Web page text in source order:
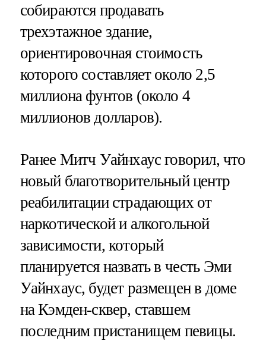
собираются продавать
трехэтажное здание,
ориентировочная стоимость
которого составляет около 2,5
миллиона фунтов (около 4
миллионов долларов).
Ранее Митч Уайнхаус говорил, что
новый благотворительный центр
реабилитации страдающих от
наркотической и алкогольной
зависимости, который
планируется назвать в честь Эми
Уайнхаус, будет размещен в доме
на Кэмден-сквер, ставшем
последним пристанищем певицы.